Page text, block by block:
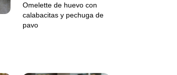
Omelette de huevo con
calabacitas y pechuga de
pavo